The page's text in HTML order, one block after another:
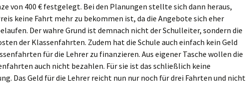
Hamminkeln
Heiligenhaus
Hilden
Hückelhoven
von 400 € festgelegt. Bei den Planungen stellte sich dann heraus,
keine Fahrt mehr zu bekommen ist, da die Angebote sich eher
Der wahre Grund ist demnach nicht der Schulleiter, sondern die
der Klassenfahrten. Zudem hat die Schule auch einfach kein Geld
für die Lehrer zu finanzieren. Aus eigener Tasche wollen die
auch nicht bezahlen. Für sie ist das schließlich keine
Das Geld für die Lehrer reicht nun nur noch für drei Fahrten und nicht